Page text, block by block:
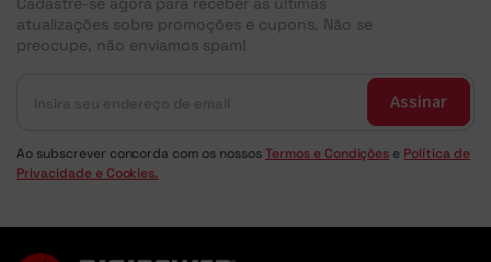
atualizações sobre promoções e cupons. Não se
preocupe, não enviamos spam!
Assinar
Ao subscrever concorda com os nossosTermos e Condições e Política de
Privacidade e Cookies.